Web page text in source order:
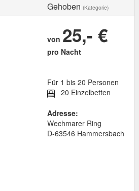
Gehoben (Kategorie)
von 25,- €
pro Nacht
Für 1 bis 20 Personen
20 Einzelbetten
Adresse:
Wechmarer Ring
D-63546 Hammersbach